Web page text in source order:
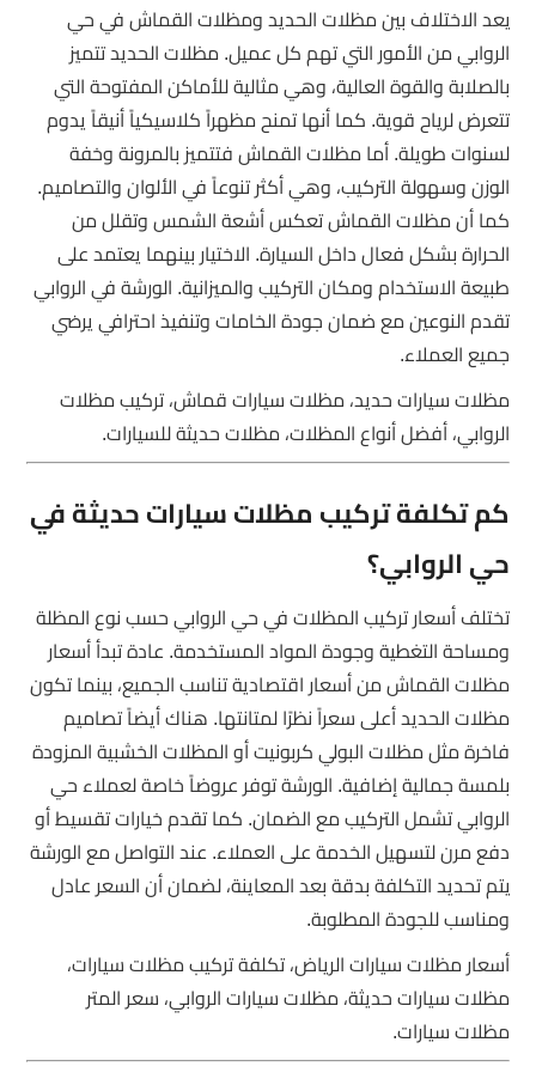
يعد الاختلاف بين مظلات الحديد ومظلات القماش في حي
الروابي من الأمور التي تهم كل عميل. مظلات الحديد تتميز
بالصلابة والقوة العالية، وهي مثالية للأماكن المفتوحة التي
تتعرض لرياح قوية. كما أنها تمنح مظهراً كلاسيكياً أنيقاً يدوم
لسنوات طويلة. أما مظلات القماش فتتميز بالمرونة وخفة
الوزن وسهولة التركيب، وهي أكثر تنوعاً في الألوان والتصاميم.
كما أن مظلات القماش تعكس أشعة الشمس وتقلل من
الحرارة بشكل فعال داخل السيارة. الاختيار بينهما يعتمد على
طبيعة الاستخدام ومكان التركيب والميزانية. الورشة في الروابي
تقدم النوعين مع ضمان جودة الخامات وتنفيذ احترافي يرضي
جميع العملاء.
مظلات سيارات حديد، مظلات سيارات قماش، تركيب مظلات
الروابي، أفضل أنواع المظلات، مظلات حديثة للسيارات.
كم تكلفة تركيب مظلات سيارات حديثة في
حي الروابي؟
تختلف أسعار تركيب المظلات في حي الروابي حسب نوع المظلة
ومساحة التغطية وجودة المواد المستخدمة. عادة تبدأ أسعار
مظلات القماش من أسعار اقتصادية تناسب الجميع، بينما تكون
مظلات الحديد أعلى سعراً نظرًا لمتانتها. هناك أيضاً تصاميم
فاخرة مثل مظلات البولي كربونيت أو المظلات الخشبية المزودة
بلمسة جمالية إضافية. الورشة توفر عروضاً خاصة لعملاء حي
الروابي تشمل التركيب مع الضمان. كما تقدم خيارات تقسيط أو
دفع مرن لتسهيل الخدمة على العملاء. عند التواصل مع الورشة
يتم تحديد التكلفة بدقة بعد المعاينة، لضمان أن السعر عادل
ومناسب للجودة المطلوبة.
أسعار مظلات سيارات الرياض، تكلفة تركيب مظلات سيارات،
مظلات سيارات حديثة، مظلات سيارات الروابي، سعر المتر
مظلات سيارات.